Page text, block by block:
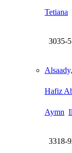
Tetiana
3035-
Hafiz
Aymn
3318-